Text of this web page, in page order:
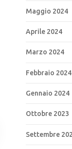
Maggio 2024
Aprile 2024
Marzo 2024
Febbraio 2024
Gennaio 2024
Ottobre 2023
Settembre